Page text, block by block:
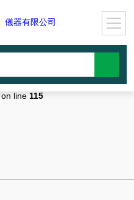
in
cache/4f/b4a2d/
directory in
on line 115